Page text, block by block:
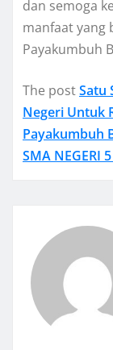
dan semoga
manfaat yang
Payakumbuh
The postSatu
Negeri Untuk
Payakumbuh
SMA NEGERI